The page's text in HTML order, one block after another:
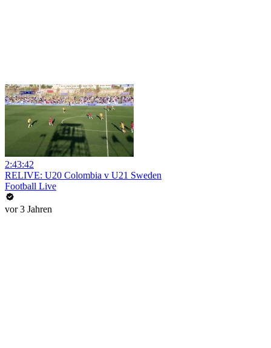
2:43:42
RELIVE: U20 Colombia v U21 Sweden
Football Live
vor 3 Jahren